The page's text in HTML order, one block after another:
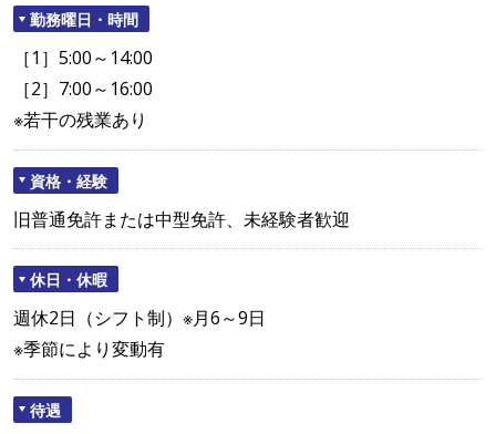
勤務曜日・時間
［1］5:00～14:00
［2］7:00～16:00
※若干の残業あり
資格・経験
旧普通免許または中型免許、未経験者歓迎
休日・休暇
週休2日（シフト制）※月6～9日
※季節により変動有
待遇